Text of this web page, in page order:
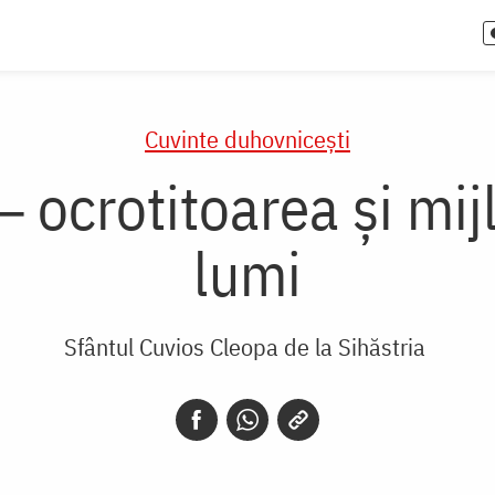
Cuvinte duhovnicești
ocrotitoarea și
lumi
Sfântul Cuvios Cleopa de la Sihăstria